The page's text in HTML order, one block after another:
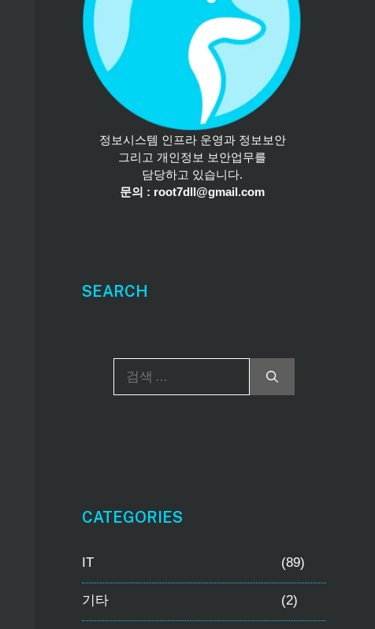
정보시스템 인프라 운영과 정보보안
그리고 개인정보 보안업무를
담당하고 있습니다.
문의 : root7dll@gmail.com
SEARCH
CATEGORIES
IT (89)
기타 (2)